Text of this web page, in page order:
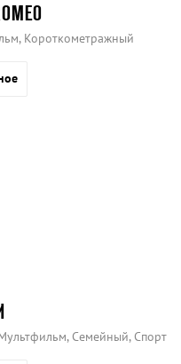
Короткометражный
Семейный, Спорт